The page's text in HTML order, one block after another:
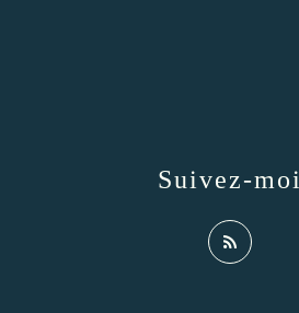
Suivez-moi